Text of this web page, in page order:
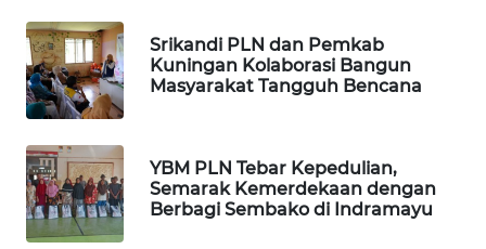
Srikandi PLN dan Pemkab
Kuningan Kolaborasi Bangun
Masyarakat Tangguh Bencana
YBM PLN Tebar Kepedulian,
Semarak Kemerdekaan dengan
Berbagi Sembako di Indramayu
WN
PAKPAK
WN
KARAWANG
WN